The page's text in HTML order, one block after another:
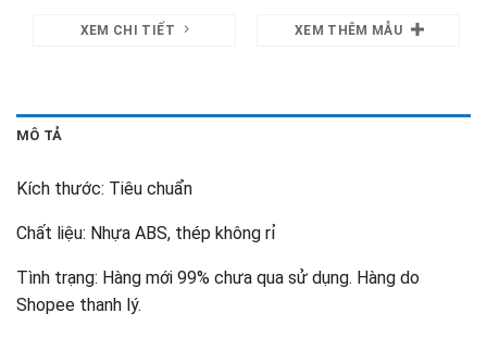
XEM CHI TIẾT XEM THÊM MẪU
MÔ TẢ
Kích thước: Tiêu chuẩn
Chất liệu: Nhựa ABS, thép không rỉ
Tình trạng: Hàng mới 99% chưa qua sử dụng. Hàng do
Shopee thanh lý.